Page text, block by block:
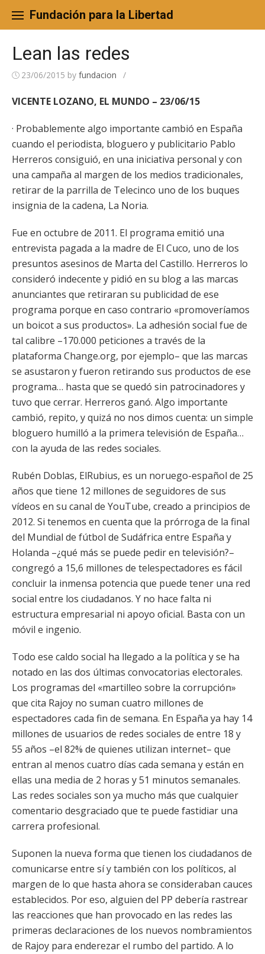
content
Fundación para la Libertad
Lean las redes
23/06/2015 by fundacion /
VICENTE LOZANO, EL MUNDO – 23/06/15
· Probablemente algo importante cambió en España
cuando el periodista, bloguero y publicitario Pablo
Herreros consiguió, en una iniciativa personal y con
una campaña al margen de los medios tradicionales,
retirar de la parrilla de Telecinco uno de los buques
insignia de la cadena, La Noria.
Fue en octubre de 2011. El programa emitió una
entrevista pagada a la madre de El Cuco, uno de los
presuntos asesinos de Marta del Castillo. Herreros lo
consideró indecente y pidió en su blog a las marcas
anunciantes que retiraran su publicidad de ese
programa porque en caso contrario «promoveríamos
un boicot a sus productos». La adhesión social fue de
tal calibre –170.000 peticiones a través de la
plataforma Change.org, por ejemplo– que las marcas
se asustaron y fueron retirando sus productos de ese
programa… hasta que se quedó sin patrocinadores y
tuvo que cerrar. Herreros ganó. Algo importante
cambió, repito, y quizá no nos dimos cuenta: un simple
bloguero humilló a la primera televisión de España…
con la ayuda de las redes sociales.
Rubén Doblas, ElRubius, es un noruego-español de 25
años que tiene 12 millones de seguidores de sus
vídeos en su canal de YouTube, creado a principios de
2012. Si tenemos en cuenta que la prórroga de la final
del Mundial de fútbol de Sudáfrica entre España y
Holanda –¿qué más se puede pedir en televisión?–
congregó a 15,6 millones de telespectadores es fácil
concluir la inmensa potencia que puede tener una red
social entre los ciudadanos. Y no hace falta ni
estructura empresarial ni apoyo oficial. Basta con un
móvil e ingenio.
Todo ese caldo social ha llegado a la política y se ha
notado en las dos últimas convocatorias electorales.
Los programas del «martilleo sobre la corrupción»
que cita Rajoy no suman cuatro millones de
espectadores cada fin de semana. En España ya hay 14
millones de usuarios de redes sociales de entre 18 y
55 años –el 82% de quienes utilizan internet– que
entran al menos cuatro días cada semana y están en
ellas una media de 2 horas y 51 minutos semanales.
Las redes sociales son ya mucho más que cualquier
comentario desgraciado que te puede fastidiar una
carrera profesional.
Suponen la nueva forma que tienen los ciudadanos de
comunicarse entre sí y también con los políticos, al
margen de lo que hasta ahora se consideraban cauces
establecidos. Por eso, alguien del PP debería rastrear
las reacciones que han provocado en las redes las
primeras declaraciones de los nuevos nombramientos
de Rajoy para enderezar el rumbo del partido. A lo